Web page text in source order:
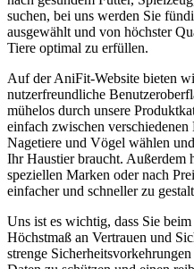
suchen, bei uns werden Sie
ausgewählt und von⁣ höchster
Tiere optimal zu ‍erfüllen.
Auf der ⁢AniFit-Website bieten
nutzerfreundliche
mühelos durch unsere
einfach⁣ zwischen
Nagetiere ‌und Vögel wählen
Ihr Haustier braucht. Außerdem
speziellen Marken ‍oder nach
einfacher und schneller zu
Uns ist es wichtig, ⁢dass Sie
Höchstmaß an Vertrauen und
strenge